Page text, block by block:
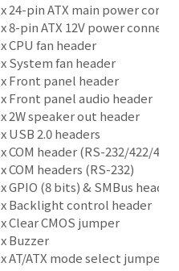
x 24-pin ATX main power
x 8-pin ATX 12V power
CPU fan header
x System fan header
x Front panel header
x Front panel audio header
x 2W speaker out header
USB 2.0 headers
COM header (RS-232/422/485)
COM headers (RS-232)
GPIO (8 bits) & SMBus header
x Backlight control header
Clear CMOS jumper
Buzzer
AT/ATX mode select jumper